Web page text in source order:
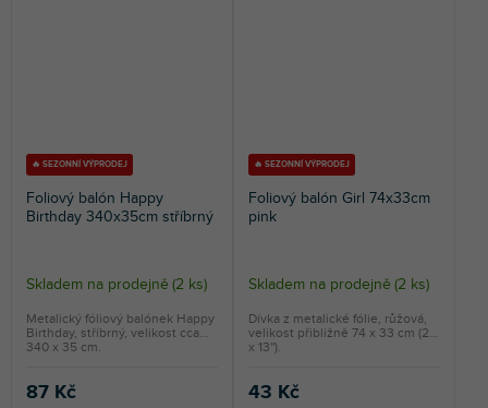
🔥 SEZONNÍ VÝPRODEJ
Foliový balón Happy
Birthday 340x35cm stříbrný
Skladem na prodejně (2 ks)
87 Kč
Metalický fóliový balónek Happy
Birthday, stříbrný, velikost cca
340 x 35 cm.
🔥 SEZONNÍ VÝPRODEJ
Foliový balón Girl 74x33cm
pink
Skladem na prodejně (2 ks)
43 Kč
Dívka z metalické fólie, růžová,
velikost přibližně 74 x 33 cm (29
x 13'').